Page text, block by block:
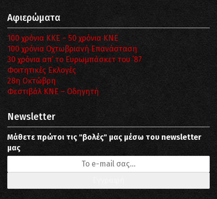
Αφιερώματα
100 χρόνια ΚΚΕ – 50 χρόνια ΚΝΕ
100 χρόνια Οχτωβριανή Επανάσταση
30 χρόνια απ’ το Ευρωμπάσκετ του ΄87
Φοιτητικές Εκλογές
28η Οκτώβρη
Φεστιβάλ ΚΝΕ – Οδηγητή
Newsletter
Μάθετε πρώτοι τις "βολές" μας μέσω του newsletter
μας